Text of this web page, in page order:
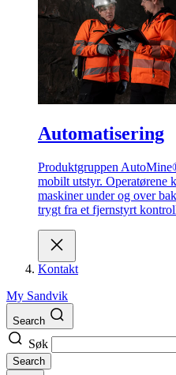
Automatisering
Produktgruppen
mobilt utstyr. Operatørene
maskiner under og over
trygt fra et fjernstyrt
Kontakt
My Sandvik
Search
Søk
Search